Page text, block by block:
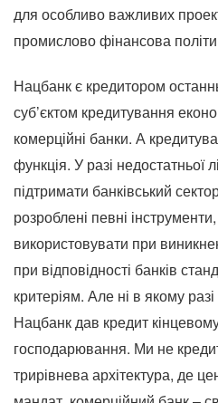
для особливо важливих
промислово фінансова
Нацбанк є кредитором
суб’єктом кредитування
комерційні банки. А
функція. У разі недостатньої
підтримати банківський
розроблені певні
використовувати при
при відповідності банків
критеріям. Але ні в якому
Нацбанк дав кредит кінцевому
господарювання. Ми не
трирівнева архітектура, де